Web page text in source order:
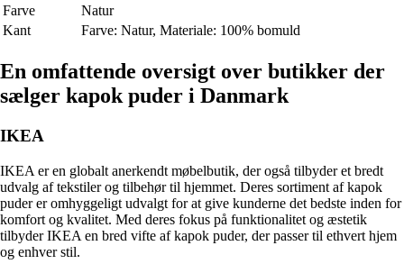
Farve
Natur
Kant
Farve: Natur, Materiale: 100% bomuld
En omfattende oversigt over butikker der
sælger kapok puder i Danmark
IKEA
IKEA er en globalt anerkendt møbelbutik, der også tilbyder et bredt
udvalg af tekstiler og tilbehør til hjemmet. Deres sortiment af kapok
puder er omhyggeligt udvalgt for at give kunderne det bedste inden for
komfort og kvalitet. Med deres fokus på funktionalitet og æstetik
tilbyder IKEA en bred vifte af kapok puder, der passer til ethvert hjem
og enhver stil.